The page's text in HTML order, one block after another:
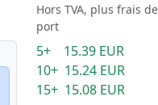
Hors TVA, plus frais de
port
5+ 15.39 EUR
10+ 15.24 EUR
15+ 15.08 EUR